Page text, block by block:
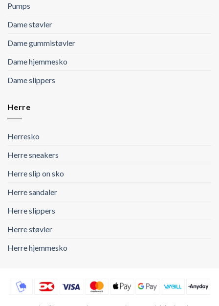
Pumps
Dame støvler
Dame gummistøvler
Dame hjemmesko
Dame slippers
Herre
Herresko
Herre sneakers
Herre slip on sko
Herre sandaler
Herre slippers
Herre støvler
Herre hjemmesko